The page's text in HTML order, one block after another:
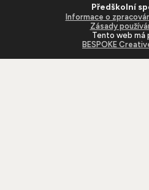
Předškolní
Informace o
Zásady
Tento web má
BESPOKE